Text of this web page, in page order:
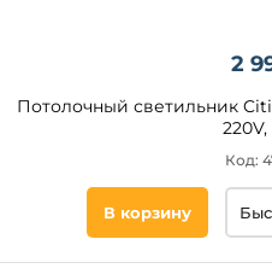
2
Потолочный светильник
Код:
В корзину